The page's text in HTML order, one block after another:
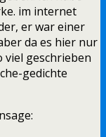
im internet
er war einer
da es hier nur
viel geschrieben
gedichte